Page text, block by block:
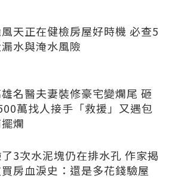
天正在健檢房屋好時機 必查5
水與淹水風險
名醫夫妻裝修豪宅變爛尾 砸
萬找人接手「救援」又遇包
爛
3次水泥塊仍在排水孔 作家揭
房血淚史：還是多花錢驗屋